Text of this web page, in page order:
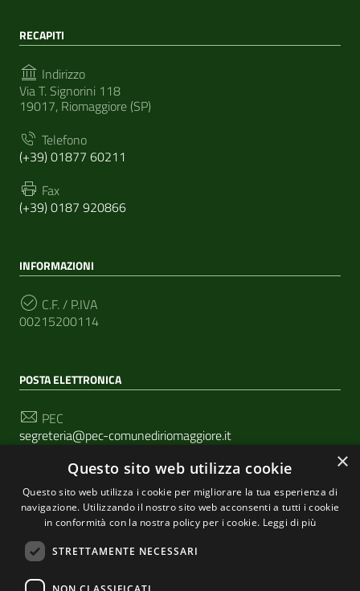
RECAPITI
Indirizzo
Via T. Signorini 118
19017, Riomaggiore (SP)
Telefono
(+39) 01877 60211
Fax
(+39) 0187 920866
INFORMAZIONI
C.F. / P.IVA
00215200114
POSTA ELETTRONICA
PEC
segreteria@pec-comunediriomaggiore.it
Email
urp@comune.riomaggiore.sp.it
SEGUICI SU
×
Questo sito web utilizza cookie
Questo sito web utilizza i cookie per migliorare la tua esperienza di
navigazione. Utilizzando il nostro sito web acconsenti a tutti i cookie
in conformità con la nostra policy per i cookie. Leggi di più
STRETTAMENTE NECESSARI